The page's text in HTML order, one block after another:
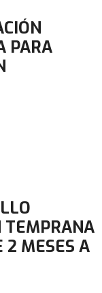
PARA
TEMPRANA
2 MESES A